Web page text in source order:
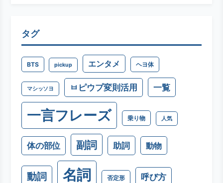
タグ
BTS pickup エンタメ ヘヨ体
マシッソヨ ㅂピウプ変則活用 一覧
一言フレーズ 乗り物 人気
体の部位 副詞 助詞 動物
動詞 名詞 否定形 呼び方